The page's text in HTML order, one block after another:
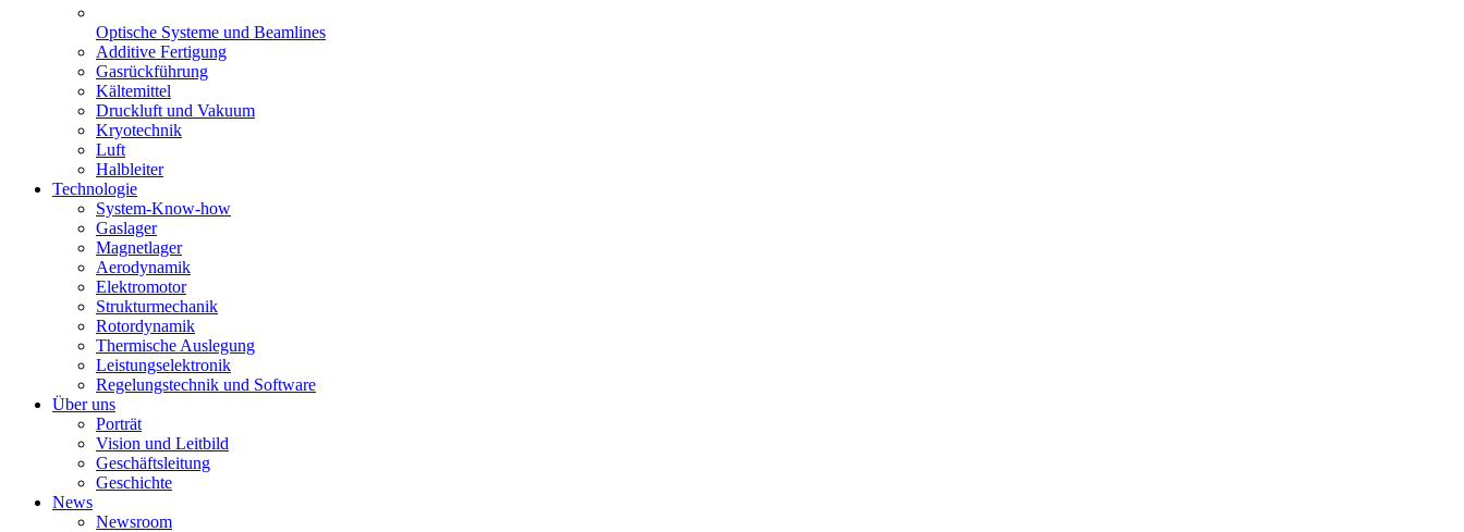
Optische Systeme und Beamlines
Additive Fertigung
Gasrückführung
Kältemittel
Druckluft und Vakuum
Kryotechnik
Luft
Halbleiter
Technologie
System-Know-how
Gaslager
Magnetlager
Aerodynamik
Elektromotor
Strukturmechanik
Rotordynamik
Thermische Auslegung
Leistungselektronik
Regelungstechnik und Software
Über uns
Porträt
Vision und Leitbild
Geschäftsleitung
Geschichte
News
Newsroom